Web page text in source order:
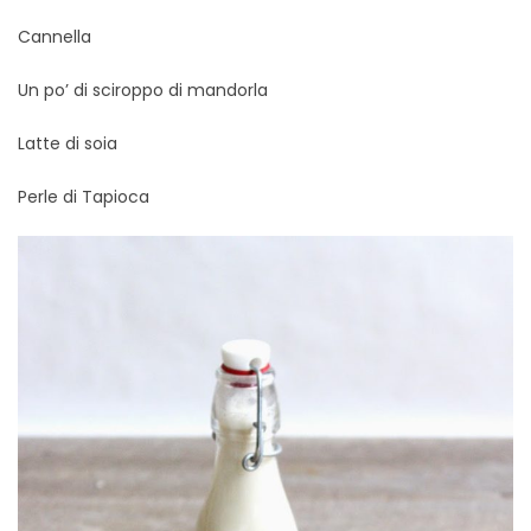
Cannella
Un po’ di sciroppo di mandorla
Latte di soia
Perle di Tapioca